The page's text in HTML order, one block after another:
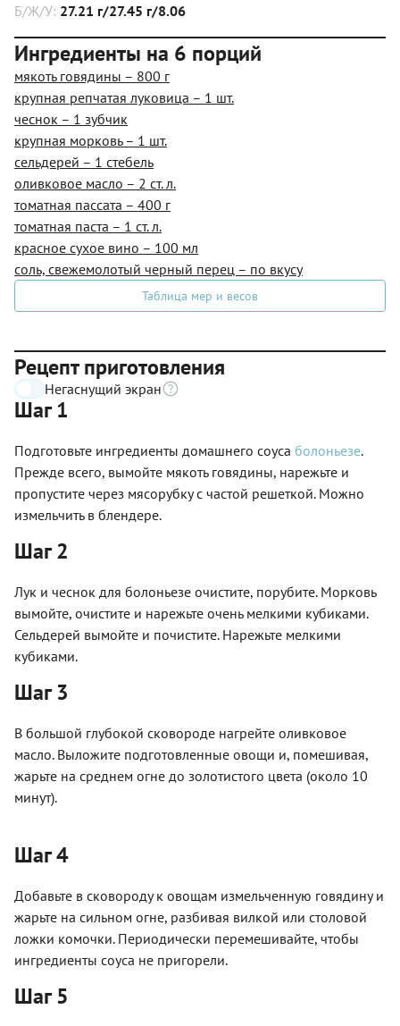
Б/Ж/У: 27.21 г/27.45 г/8.06
Ингредиенты на 6 порций
мякоть говядины – 800 г
крупная репчатая луковица – 1 шт.
чеснок – 1 зубчик
крупная морковь – 1 шт.
сельдерей – 1 стебель
оливковое масло – 2 ст. л.
томатная пассата – 400 г
томатная паста – 1 ст. л.
красное сухое вино – 100 мл
соль, свежемолотый черный перец – по вкусу
Таблица мер и весов
Рецепт приготовления
Негаснущий экран
Шаг 1
Подготовьте ингредиенты домашнего соуса болоньезе.
Прежде всего, вымойте мякоть говядины, нарежьте и
пропустите через мясорубку с частой решеткой. Можно
измельчить в блендере.
Шаг 2
Лук и чеснок для болоньезе очистите, порубите. Морковь
вымойте, очистите и нарежьте очень мелкими кубиками.
Сельдерей вымойте и почистите. Нарежьте мелкими
кубиками.
Шаг 3
В большой глубокой сковороде нагрейте оливковое
масло. Выложите подготовленные овощи и, помешивая,
жарьте на среднем огне до золотистого цвета (около 10
минут).
Шаг 4
Добавьте в сковороду к овощам измельченную говядину и
жарьте на сильном огне, разбивая вилкой или столовой
ложки комочки. Периодически перемешивайте, чтобы
ингредиенты соуса не пригорели.
Шаг 5